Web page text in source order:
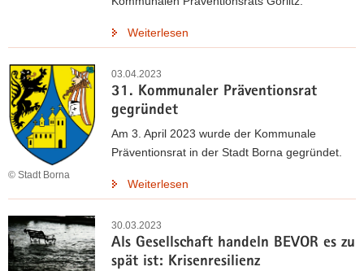
Weiterlesen
03.04.2023
31. Kommunaler Präventionsrat
gegründet
© Stadt Borna
Am 3. April 2023 wurde der Kommunale
Präventionsrat in der Stadt Borna gegründet.
Weiterlesen
30.03.2023
Als Gesellschaft handeln BEVOR es zu
spät ist: Krisenresilienz